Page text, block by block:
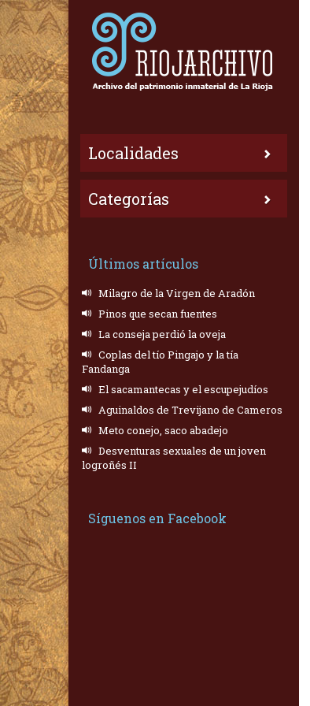
Localidades
Categorías
Últimos artículos
Milagro de la Virgen de Aradón
Pinos que secan fuentes
La conseja perdió la oveja
Coplas del tío Pingajo y la tía
Fandanga
El sacamantecas y el escupejudíos
Aguinaldos de Trevijano de Cameros
Meto conejo, saco abadejo
Desventuras sexuales de un joven
logroñés II
Síguenos en Facebook